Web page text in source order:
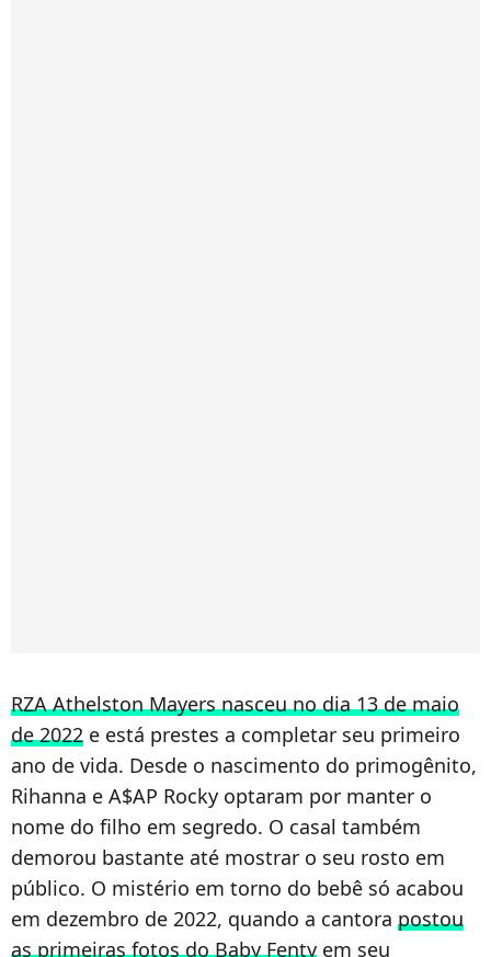
RZA Athelston Mayers nasceu no dia 13 de maio
de 2022 e está prestes a completar seu primeiro
ano de vida. Desde o nascimento do primogênito,
Rihanna e A$AP Rocky optaram por manter o
nome do filho em segredo. O casal também
demorou bastante até mostrar o seu rosto em
público. O mistério em torno do bebê só acabou
em dezembro de 2022, quando a cantora postou
as primeiras fotos do Baby Fenty em seu